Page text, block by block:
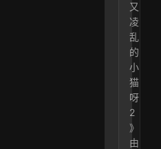
又
凌
乱
的
小
猫
呀
2
》
由